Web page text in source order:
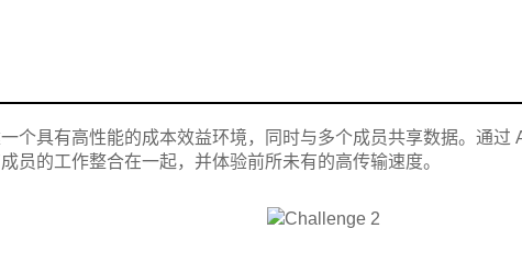
个具有高性能的成本效益环境，同时与多个成员共享数据。通
员的工作整合在一起，并体验前所未有的高传输速度。